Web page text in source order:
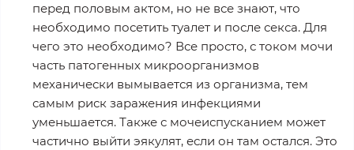
перед половым актом, но не все знают, что
необходимо посетить туалет и после секса. Для
чего это необходимо? Все просто, с током мочи
часть патогенных микроорганизмов
механически вымывается из организма, тем
самым риск заражения инфекциями
уменьшается. Также с мочеиспусканием может
частично выйти эякулят, если он там остался. Это